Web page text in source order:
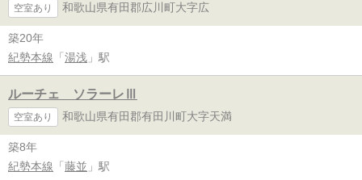
空室あり 和歌山県有田郡広川町大字広
築20年
紀勢本線 「 湯浅 」駅
ルーチェ ソラーレⅢ
空室あり 和歌山県有田郡有田川町大字天満
築8年
紀勢本線 「 藤並 」駅